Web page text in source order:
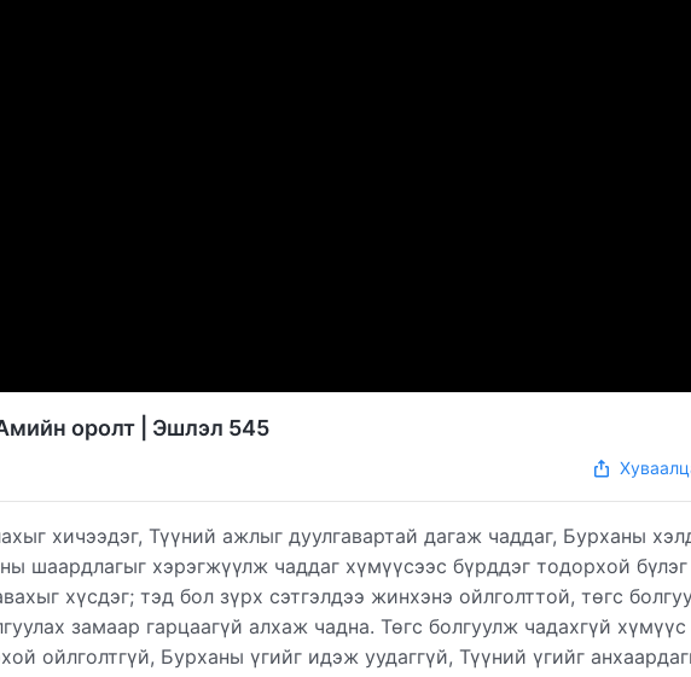
оролт | Эшлэл 545
хичээдэг, Түүний ажлыг дуулгавартай дагаж чаддаг, Бурханы
шаардлагыг хэрэгжүүлж чаддаг хүмүүсээс бүрддэг тодорхой бүлэг
хүсдэг; тэд бол зүрх сэтгэлдээ жинхэнэ ойлголттой, төгс
замаар гарцаагүй алхаж чадна. Төгс болгуулж чадахгүй хүмүүс
ойлголтгүй, Бурханы үгийг идэж уудаггүй, Түүний үгийг